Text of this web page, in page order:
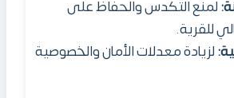
لمنع التكدس والحفاظ على
للقرية.
لزيادة معدلات الأمان والخصوصية